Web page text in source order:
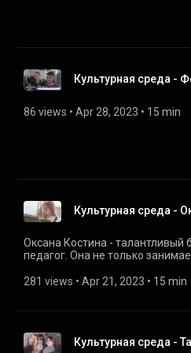
Культурная среда -
86 views • Apr 28, 2023 • 15 min
Культурная среда -
Оксана Костина - талантливый
педагог. Она не только
антикварной мебели, создание
Международной выставке акварели.
съемочная группа побывала в
281 views • Apr 21, 2023 • 15 min
Культурная среда -